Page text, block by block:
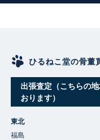
ひるねこ堂の骨董
出張査定（こちらの
おります）
東北
福島